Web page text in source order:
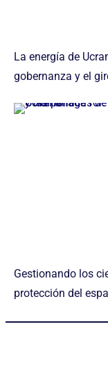
La energía de
gobernanza y el
Gestionando los
protección del